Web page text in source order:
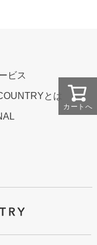
カートへ
ビス
とは